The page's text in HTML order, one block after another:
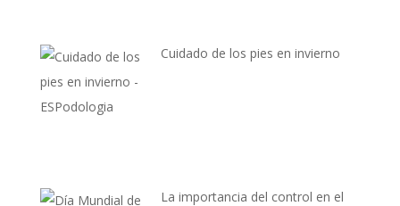
Cuidado de los pies en invierno
La importancia del control en el